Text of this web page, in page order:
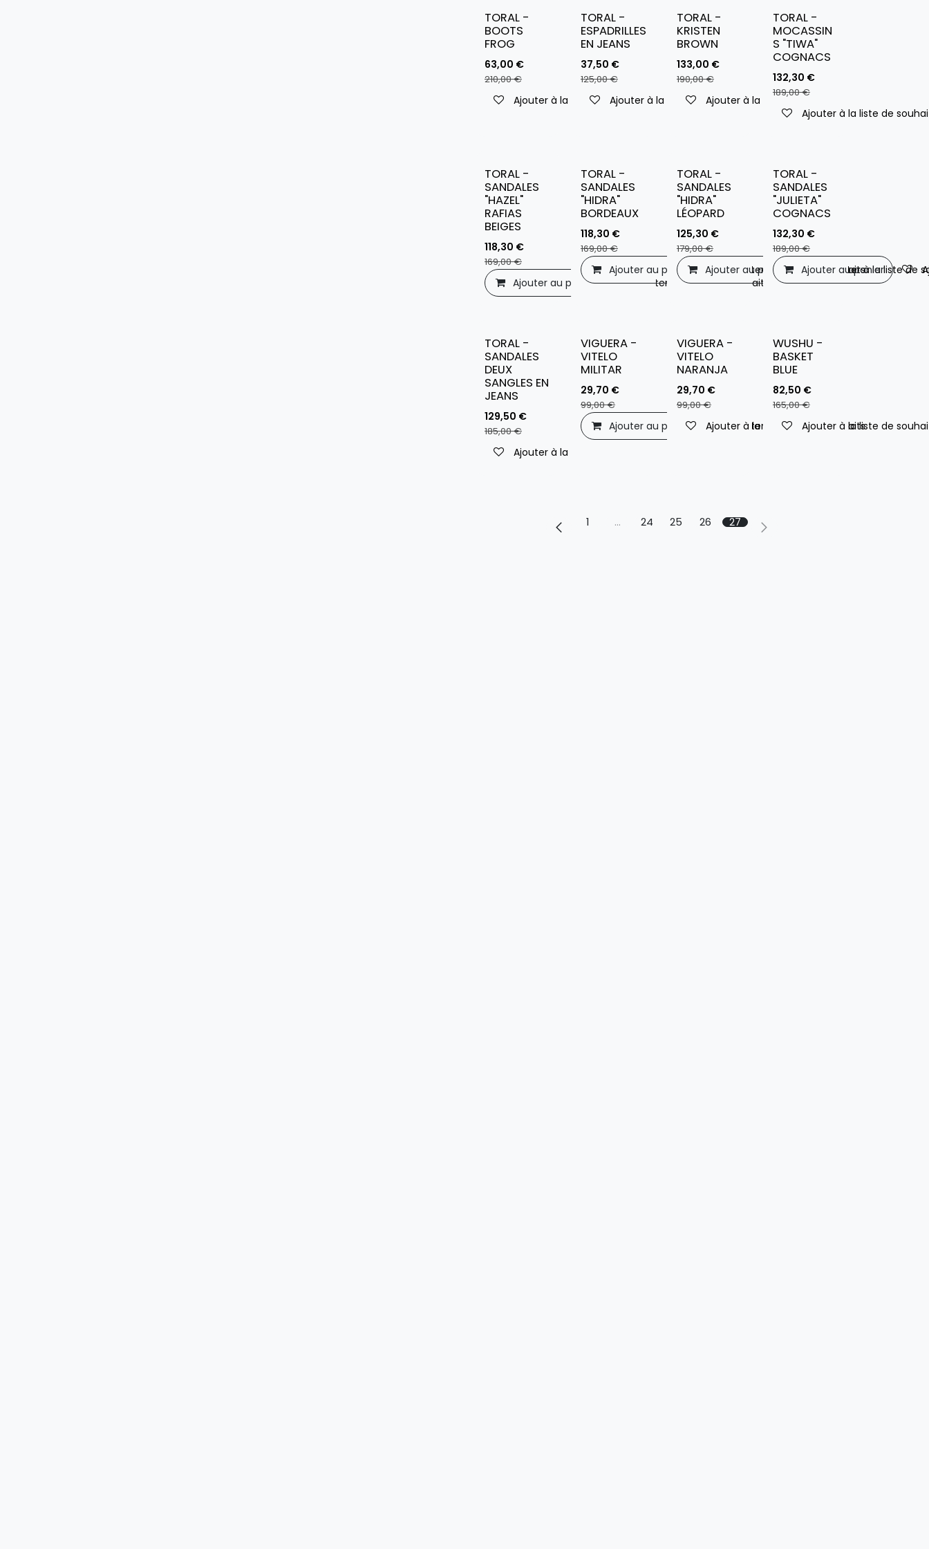
TORAL -
BOOTS
FROG
63,00 €
210,00€
Ajouter à la liste de souhaits
TORAL -
ESPADRILLES
EN JEANS
37,50 €
125,00€
Ajouter à la liste de souhaits
TORAL -
KRISTEN
BROWN
133,00 €
190,00€
Ajouter à la liste de souhaits
TORAL -
MOCASSIN
S "TIWA"
COGNACS
132,30 €
189,00€
Ajouter à la liste de
TORAL -
SANDALES
"HAZEL"
RAFIAS
BEIGES
118,30 €
169,00€
Ajouter au panier Ajouter à la liste de souhaits
TORAL -
SANDALES
"HIDRA"
BORDEAUX
118,30 €
169,00€
Ajouter au panier Ajouter à la liste de souhaits
TORAL -
SANDALES
"HIDRA"
LÉOPARD
125,30 €
179,00€
Ajouter au panier Ajouter à la liste de
TORAL -
SANDALES
"JULIETA"
COGNACS
132,30 €
189,00€
Ajouter au panier
TORAL -
SANDALES
DEUX
SANGLES EN
JEANS
129,50 €
185,00€
Ajouter à la liste de souhaits
VIGUERA -
VITELO
MILITAR
29,70 €
99,00€
Ajouter au panier Ajouter à la liste de souhaits
VIGUERA -
VITELO
NARANJA
29,70 €
99,00€
Ajouter à la liste de souhaits
WUSHU -
BASKET
BLUE
82,50 €
165,00€
Ajouter à la liste de
1 … 24 25 26 27